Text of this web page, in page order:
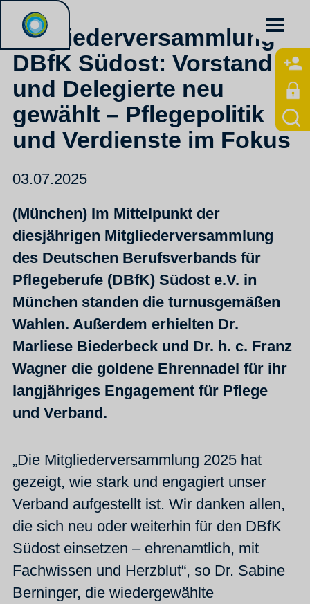
Mitgliederversammlung
DBfK Südost: Vorstand
und Delegierte neu
gewählt – Pflegepolitik
und Verdienste im Fokus
03.07.2025
(München) Im Mittelpunkt der
diesjährigen Mitgliederversammlung
des Deutschen Berufsverbands für
Pflegeberufe (DBfK) Südost e.V. in
München standen die turnusgemäßen
Wahlen. Außerdem erhielten Dr.
Marliese Biederbeck und Dr. h. c. Franz
Wagner die goldene Ehrennadel für ihr
langjähriges Engagement für Pflege
und Verband.
„Die Mitgliederversammlung 2025 hat
gezeigt, wie stark und engagiert unser
Verband aufgestellt ist. Wir danken allen,
die sich neu oder weiterhin für den DBfK
Südost einsetzen – ehrenamtlich, mit
Fachwissen und Herzblut“, so Dr. Sabine
Berninger, die wiedergewählte